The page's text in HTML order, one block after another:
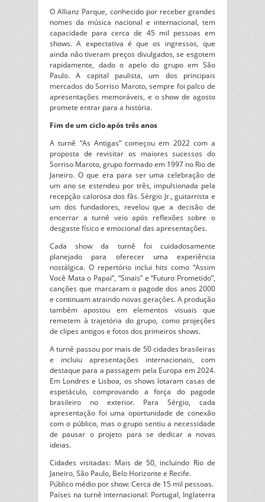
O Allianz Parque, conhecido por receber grandes
nomes da música nacional e internacional, tem
capacidade para cerca de 45 mil pessoas em
shows. A expectativa é que os ingressos, que
ainda não tiveram preços divulgados, se esgotem
rapidamente, dado o apelo do grupo em São
Paulo. A capital paulista, um dos principais
mercados do Sorriso Maroto, sempre foi palco de
apresentações memoráveis, e o show de agosto
promete entrar para a história.
Fim de um ciclo após três anos
A turnê “As Antigas” começou em 2022 com a
proposta de revisitar os maiores sucessos do
Sorriso Maroto, grupo formado em 1997 no Rio de
Janeiro. O que era para ser uma celebração de
um ano se estendeu por três, impulsionada pela
recepção calorosa dos fãs. Sérgio Jr., guitarrista e
um dos fundadores, revelou que a decisão de
encerrar a turnê veio após reflexões sobre o
desgaste físico e emocional das apresentações.
Cada show da turnê foi cuidadosamente
planejado para oferecer uma experiência
nostálgica. O repertório inclui hits como “Assim
Você Mata o Papai”, “Sinais” e “Futuro Prometido”,
canções que marcaram o pagode dos anos 2000
e continuam atraindo novas gerações. A produção
também apostou em elementos visuais que
remetem à trajetória do grupo, como projeções
de clipes antigos e fotos dos primeiros shows.
A turnê passou por mais de 50 cidades brasileiras
e incluiu apresentações internacionais, com
destaque para a passagem pela Europa em 2024.
Em Londres e Lisboa, os shows lotaram casas de
espetáculo, comprovando a força do pagode
brasileiro no exterior. Para Sérgio, cada
apresentação foi uma oportunidade de conexão
com o público, mas o grupo sentiu a necessidade
de pausar o projeto para se dedicar a novas
ideias.
Cidades visitadas: Mais de 50, incluindo Rio de
Janeiro, São Paulo, Belo Horizonte e Recife.
Público médio por show: Cerca de 15 mil pessoas.
Países na turnê internacional: Portugal, Inglaterra